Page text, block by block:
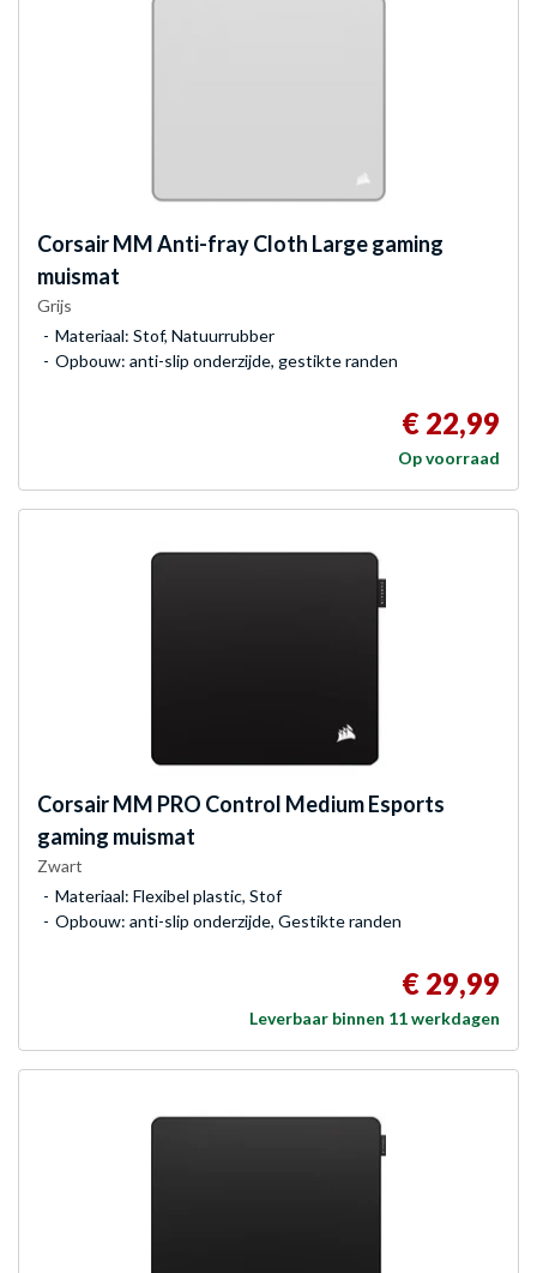
CorsairMM Anti-fray Cloth Large gaming
muismat
Grijs
Materiaal: Stof, Natuurrubber
Opbouw: anti-slip onderzijde, gestikte randen
€ 22,99
Op voorraad
CorsairMM PRO Control Medium Esports
gaming muismat
Zwart
Materiaal: Flexibel plastic, Stof
Opbouw: anti-slip onderzijde, Gestikte randen
€ 29,99
Leverbaar binnen 11 werkdagen